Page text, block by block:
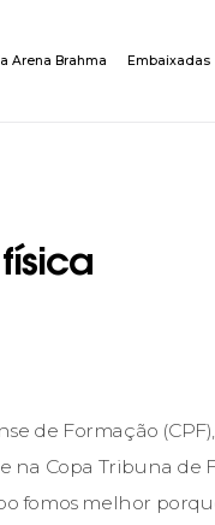
Arena Brahma Embaixadas
de Formação
na Copa Tribuna de
fomos melhor